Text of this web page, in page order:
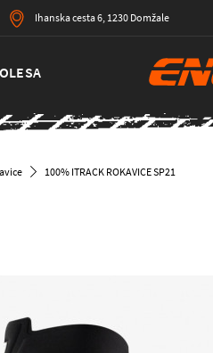
Ihanska cesta 6, 1230 Domžale
100% ITRACK ROKAVICE SP21